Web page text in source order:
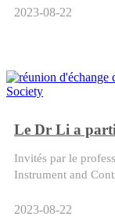
2023-08-22
Invités par le
Instrument and
2023-08-22